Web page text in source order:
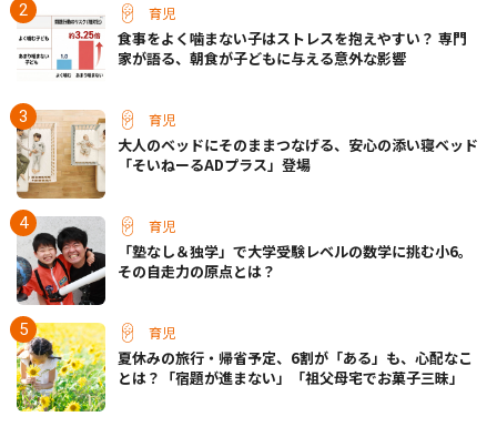
育児
食事をよく噛まない子はストレスを抱えやすい？ 専門
家が語る、朝食が子どもに与える意外な影響
育児
大人のベッドにそのままつなげる、安心の添い寝ベッド
「そいねーるADプラス」登場
育児
「塾なし＆独学」で大学受験レベルの数学に挑む小6。
その自走力の原点とは？
育児
夏休みの旅行・帰省予定、6割が「ある」も、心配なこ
とは？「宿題が進まない」「祖父母宅でお菓子三昧」